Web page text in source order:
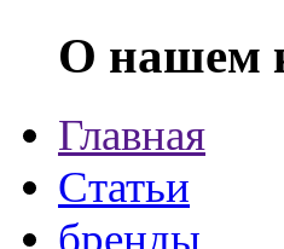
О нашем
Главная
Статьи
бренды